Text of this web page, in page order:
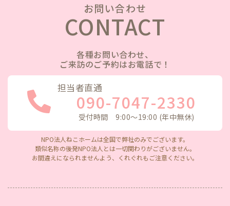
お問い合わせ
CONTACT
各種お問い合わせ、
ご来訪のご予約はお電話で！
担当者直通
090-7047-2330
受付時間 9:00〜19:00 (年中無休)
NPO法人ねこホームは全国で弊社のみでございます。
類似名称の後発NPO法人とは一切関わりがございません。
お間違えになられませんよう、くれぐれもご注意ください。